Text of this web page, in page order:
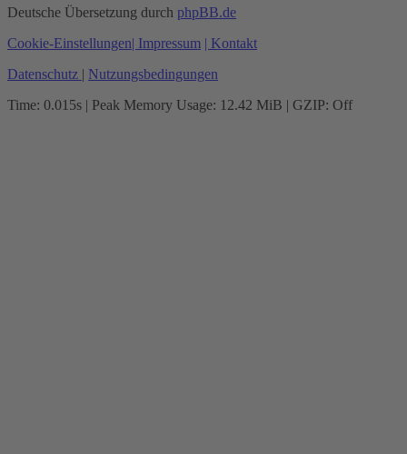
Deutsche Übersetzung durch phpBB.de
Cookie-Einstellungen| Impressum | Kontakt
Datenschutz | Nutzungsbedingungen
Time: 0.015s | Peak Memory Usage: 12.42 MiB | GZIP: Off